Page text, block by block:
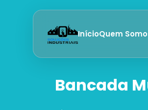
InícioQuem
Bancada